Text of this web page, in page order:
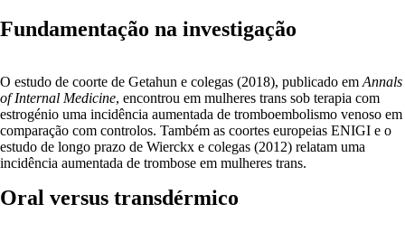
Fundamentação na investigação
O estudo de coorte de Getahun e colegas (2018), publicado em Annals
of Internal Medicine, encontrou em mulheres trans sob terapia com
estrogénio uma incidência aumentada de tromboembolismo venoso em
comparação com controlos. Também as coortes europeias ENIGI e o
estudo de longo prazo de Wierckx e colegas (2012) relatam uma
incidência aumentada de trombose em mulheres trans.
Oral versus transdérmico